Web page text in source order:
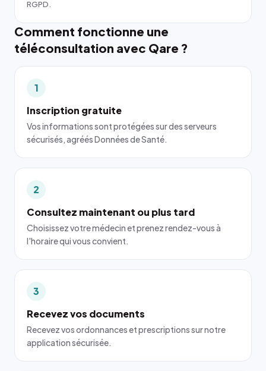
RGPD.
Comment fonctionne une
téléconsultation avec Qare ?
1
Inscription gratuite
Vos informations sont protégées sur des serveurs
sécurisés, agréés Données de Santé.
2
Consultez maintenant ou plus tard
Choisissez votre médecin et prenez rendez-vous à
l'horaire qui vous convient.
3
Recevez vos documents
Recevez vos ordonnances et prescriptions sur notre
application sécurisée.